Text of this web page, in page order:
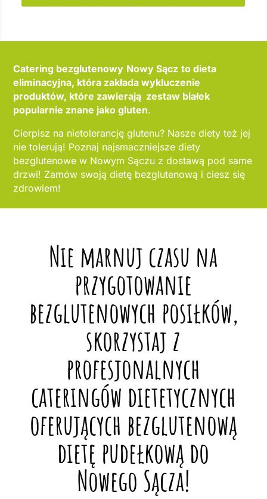
Catering bezglutenowy Nowy Sącz to dieta
eliminacyjna, która zakłada wykluczenie
produktów, które zawierają zestaw białek
popularnie znane jako gluten.
Cierpisz na nietolerancję glutenu? Nasze diety też jej
nie tolerują! Poznaj najsmaczniejsze diety
bezglutenowe w Nowym Sączu z dostawą pod same
drzwi! Zamów swoją dietę bezglutenową i ciesz się
zdrowiem!
Nie marnuj czasu na
przygotowanie
bezglutenowych posiłków,
skorzystaj z
profesjonalnych
cateringów dietetycznych
oferujących bezglutenową
dietę pudełkową do
Nowego Sącza!